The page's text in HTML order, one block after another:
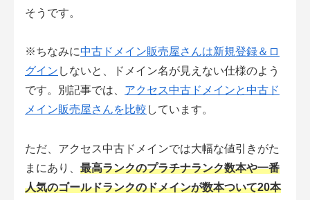
そうです。
※ちなみに中古ドメイン販売屋さんは新規登録＆ロ
グイン しないと、ドメイン名が見えない仕様のよう
です。別記事では、 アクセス中古ドメインと中古ド
メイン販売屋さんを比較 しています。
ただ、アクセス中古ドメインでは大幅な値引きがた
まにあり、 最高ランクのプラチナランク数本や一番
人気のゴールドランクのドメインが数本ついて20本